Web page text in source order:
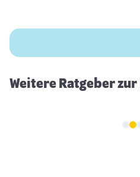
Weitere Ratgeber